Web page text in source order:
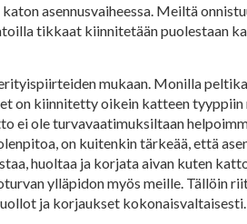
asennusvaiheessa. Meiltä
tikkaat kiinnitetään puolestaan
mukaan. Monilla
on kiinnitetty oikein katteen tyyppiin
ei ole turvavaatimuksiltaan
on kuitenkin tärkeää, että
huoltaa ja korjata aivan kuten
ylläpidon myös meille. Tällöin
ja korjaukset